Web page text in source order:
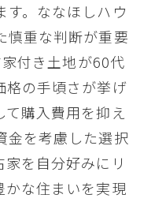
す。ななほしハウ
慎重な判断が重要
付き土地が60代
格の手頃さが挙げ
購入費用を抑え
金を考慮した選択
を自分好みにリ
かな住まいを実現